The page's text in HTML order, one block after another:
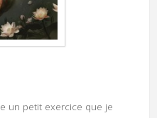
un petit exercice que je